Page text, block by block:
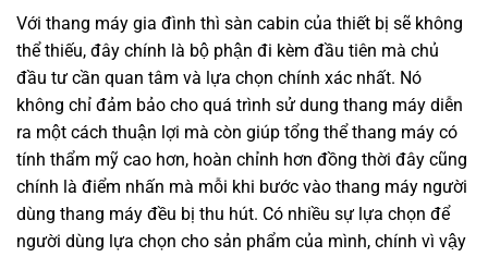
Với thang máy gia đình thì sàn cabin của thiết bị sẽ không
thể thiếu, đây chính là bộ phận đi kèm đầu tiên mà chủ
đầu tư cần quan tâm và lựa chọn chính xác nhất. Nó
không chỉ đảm bảo cho quá trình sử dung thang máy diễn
ra một cách thuận lợi mà còn giúp tổng thể thang máy có
tính thẩm mỹ cao hơn, hoàn chỉnh hơn đồng thời đây cũng
chính là điểm nhấn mà mỗi khi bước vào thang máy người
dùng thang máy đều bị thu hút. Có nhiều sự lựa chọn để
người dùng lựa chọn cho sản phẩm của mình, chính vì vậy